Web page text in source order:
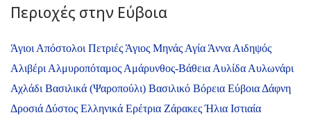
Περιοχές στην Εύβοια
Άγιοι Απόστολοι Πετριές Άγιος Μηνάς Αγία Άννα Αιδηψός
Αλιβέρι Αλμυροπόταμος Αμάρυνθος-Βάθεια Αυλίδα Αυλωνάρι
Αχλάδι Βασιλικά (Ψαροπούλι) Βασιλικό Βόρεια Εύβοια Δάφνη
Δροσιά Δύστος Ελληνικά Ερέτρια ΖάρακεςΉλια Ιστιαία